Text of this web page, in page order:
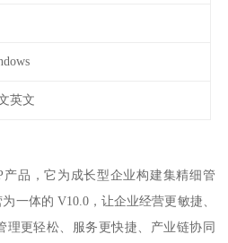
英文
产品，它为成长型企业构建集精细管
一体的 V10.0，让企业经营更敏捷、
理更轻松、服务更快捷、产业链协同